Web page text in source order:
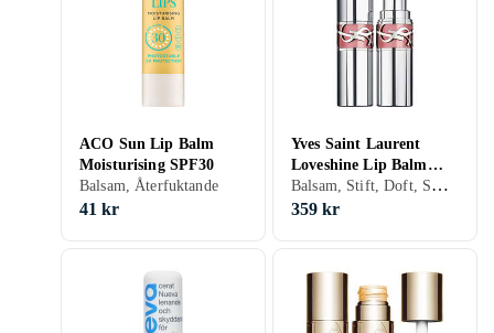
ACO Sun Lip Balm
Moisturising SPF30
Balsam, Återfuktande
41 kr
Yves Saint Laurent
Loveshine Lip Balm
Stick
Balsam, Stift, Doft, Smak, Återfuktande, Närande, Färg
359 kr